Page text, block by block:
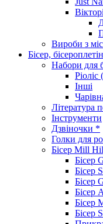
Вироби з
Бісер,
Набори для
Ріоліс
Інші
Література
Інструменти
Дзвіночки *
Голки для
Бісер Mill
Бісер
Бісер
Бісер
Бісер
Бісер
Бісер